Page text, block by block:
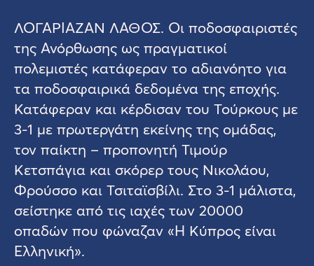
ΛΟΓΑΡΙΑΖΑΝ ΛΑΘΟΣ. Οι ποδοσφαιριστές
της Ανόρθωσης ως πραγματικοί
πολεμιστές κατάφεραν το αδιανόητο για
τα ποδοσφαιρικά δεδομένα της εποχής.
Κατάφεραν και κέρδισαν του Τούρκους με
3-1 με πρωτεργάτη εκείνης της ομάδας,
τον παίκτη – προπονητή Τιμούρ
Κετσπάγια και σκόρερ τους Νικολάου,
Φρούσσο και Τσιταϊσβίλι. Στο 3-1 μάλιστα,
σείστηκε από τις ιαχές των 20000
οπαδών που φώναζαν «Η Κύπρος είναι
Ελληνική».